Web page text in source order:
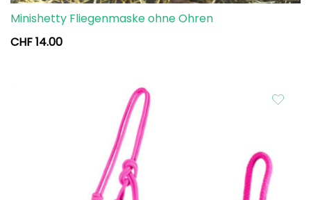
Minishetty Fliegenmaske ohne Ohren
CHF14.00